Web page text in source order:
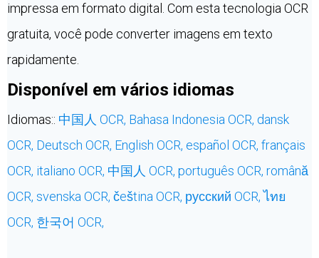
impressa em formato digital. Com esta tecnologia OCR
gratuita, você pode converter imagens em texto
rapidamente.
Disponível em vários idiomas
Idiomas:: 中国人 OCR, Bahasa Indonesia OCR, dansk
OCR, Deutsch OCR, English OCR, español OCR, français
OCR, italiano OCR, 中国人 OCR, português OCR, română
OCR, svenska OCR, čeština OCR, русский OCR,ไทย
OCR, 한국어 OCR,